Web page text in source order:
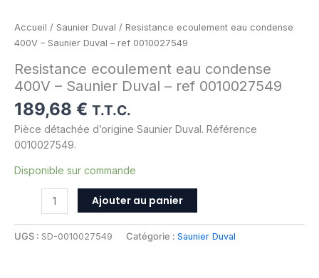
Accueil / Saunier Duval / Resistance ecoulement eau condense
400V – Saunier Duval – ref 0010027549
Resistance ecoulement eau condense
400V – Saunier Duval – ref 0010027549
189,68 € T.T.C.
Pièce détachée d’origine Saunier Duval. Référence
0010027549.
Disponible sur commande
Ajouter au panier
UGS : SD-0010027549 Catégorie : Saunier Duval